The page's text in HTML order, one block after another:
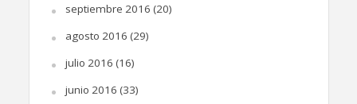
septiembre 2016 (20)
agosto 2016 (29)
julio 2016 (16)
junio 2016 (33)